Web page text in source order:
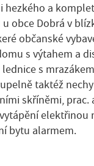
hezkého a
obce Dobrá v
občanské
s výtahem a
s
taktéž
skříněmi,
bytu alarmem.